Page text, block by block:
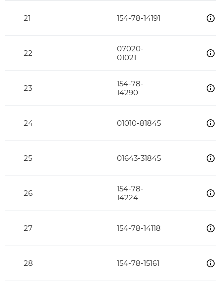
21 154-78-14191
22
07020-
01021
23
154-78-
14290
24 01010-81845
25 01643-31845
26
154-78-
14224
27 154-78-14118
28 154-78-15161